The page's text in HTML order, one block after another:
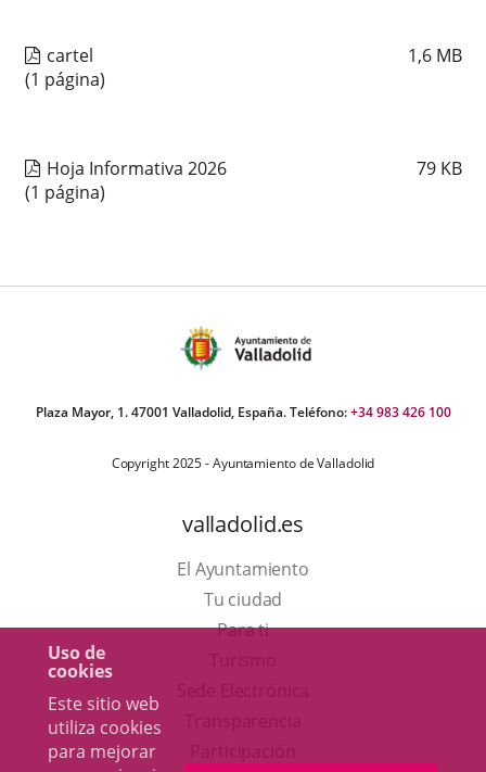
Uso de
cookies
Este sitio web
utiliza cookies
para mejorar
cartel 1,6 MB
(1 página)
Hoja Informativa 2026 79 KB
(1 página)
Plaza Mayor, 1. 47001 Valladolid, España. Teléfono:+34 983 426 100
Copyright 2025 - Ayuntamiento de Valladolid
valladolid.es
El Ayuntamiento
Tu ciudad
Para ti